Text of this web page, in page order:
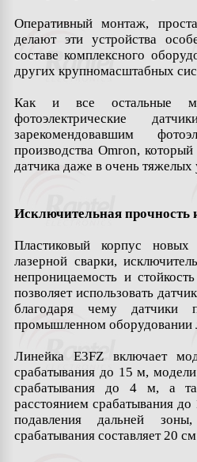
Оперативный монтаж,
делают эти устройства
составе комплексного
других крупномасштабных
Как и все остальные
фотоэлектрические
зарекомендовавшим
производства Omron,
датчика даже в очень тяжелых
Исключительная прочность
Пластиковый корпус
лазерной сварки,
непроницаемость и
позволяет использовать
благодаря чему датчики
промышленном оборудовании
Линейка E3FZ включает
срабатывания до 15 м,
срабатывания до 4 м, а
расстоянием срабатывания
подавления дальней
срабатывания составляет 20